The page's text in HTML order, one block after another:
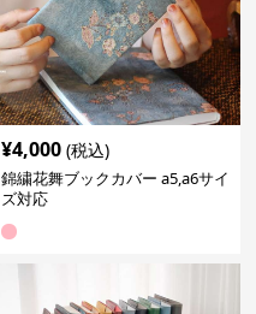
¥4,000 (税込)
錦繍花舞ブックカバー a5,a6サイ
ズ対応